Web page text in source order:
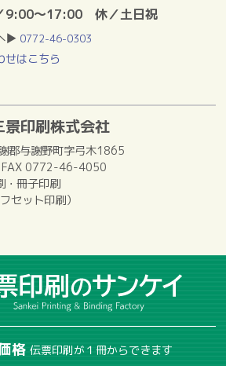
9:00～17:00 休／土日祝
▶ 0772-46-0303
はこちら
景印刷株式会社
郡与謝野町字弓木1865
0772-46-4050
・冊子印刷
セット印刷）
格 伝票印刷が１冊からできます